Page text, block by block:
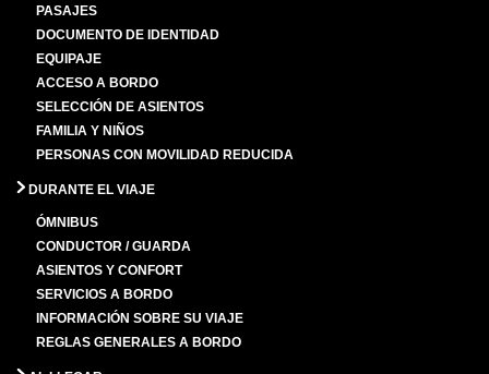
PASAJES
DOCUMENTO DE IDENTIDAD
EQUIPAJE
ACCESO A BORDO
SELECCIÓN DE ASIENTOS
FAMILIA Y NIÑOS
PERSONAS CON MOVILIDAD REDUCIDA
DURANTE EL VIAJE
ÓMNIBUS
CONDUCTOR / GUARDA
ASIENTOS Y CONFORT
SERVICIOS A BORDO
INFORMACIÓN SOBRE SU VIAJE
REGLAS GENERALES A BORDO